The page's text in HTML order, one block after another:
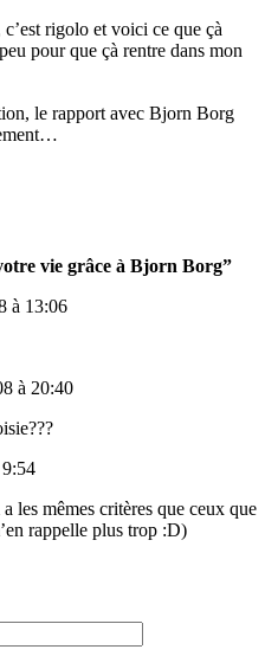
rigolo et voici ce que çà
pour que çà rentre dans mon
le rapport avec Bjorn Borg
vie grâce à Bjorn Borg”
à 13:06
à 20:40
les mêmes critères que ceux que
rappelle plus trop :D)